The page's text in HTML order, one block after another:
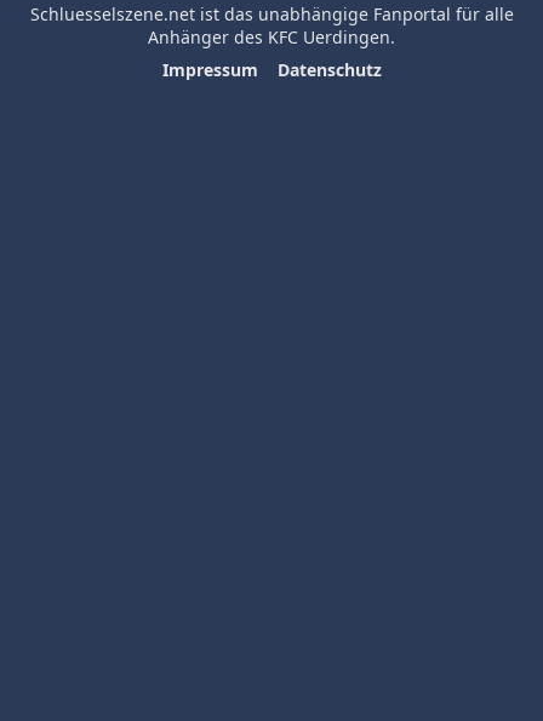
Schluesselszene.netist das unabhängige Fanportal für alle
Anhänger des KFC Uerdingen.
Impressum
Datenschutz